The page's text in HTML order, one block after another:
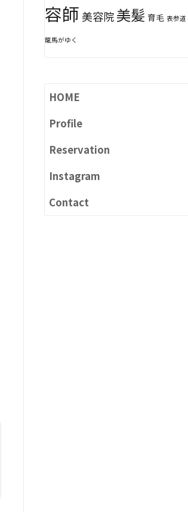
容師美容院美髪 育毛 表参道
龍馬がゆく
HOME
Profile
Reservation
Instagram
Contact